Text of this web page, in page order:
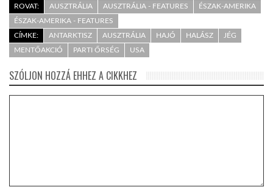
ROVAT: AUSZTRÁLIA AUSZTRÁLIA - FEATURES
ÉSZAK-AMERIKA
ÉSZAK-AMERIKA - FEATURES
CÍMKE:
ANTARKTISZ AUSZTRÁLIA HAJÓ HALÁSZ
JÉG
MENTŐAKCIÓ
PARTI ŐRSÉG USA
SZÓLJON HOZZÁ EHHEZ A CIKKHEZ